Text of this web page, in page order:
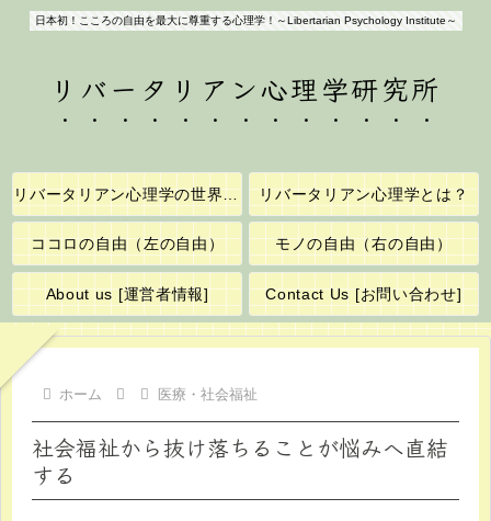
日本初！こころの自由を最大に尊重する心理学！～Libertarian Psychology Institute～
リバータリアン心理学研究所
リバータリアン心理学の世界へようこそ！ リバータリアン心理学とは？
ココロの自由（左の自由） モノの自由（右の自由）
About us [運営者情報] Contact Us [お問い合わせ]
ホーム 医療・社会福祉
社会福祉から抜け落ちることが悩みへ直結
する